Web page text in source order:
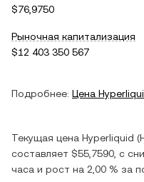
$76,9750
Рыночная капитализация
$12 403 350 567
Подробнее: Цена
Текущая цена Hyperliquid (
составляет $55,7590 , c
часа и рост на 2,00 % за